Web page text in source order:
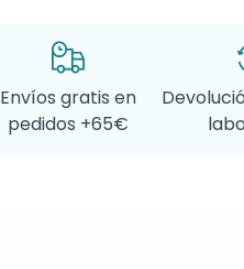
Envíos gratis en
pedidos +65€